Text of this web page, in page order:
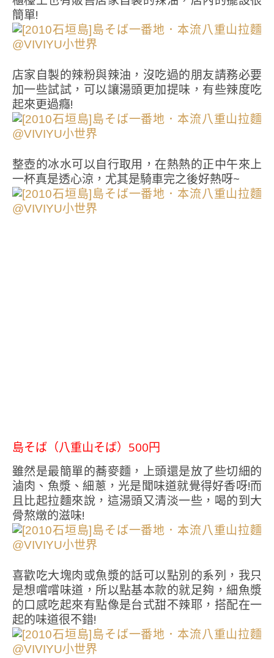
簡單!
店家自製的辣粉與辣油，沒吃過的朋友請務必要
加一些試試，可以讓湯頭更加提味，有些辣度吃
起來更過癮!
整壺的冰水可以自行取用，在熱熱的正中午來上
一杯真是透心涼，尤其是騎車完之後好熱呀~
島そば（八重山そば）500円
雖然是最簡單的蕎麥麵，上頭還是放了些切細的
滷肉、魚漿、細蔥，光是聞味道就覺得好香呀!而
且比起拉麵來說，這湯頭又清淡一些，喝的到大
骨熬燉的滋味!
喜歡吃大塊肉或魚漿的話可以點別的系列，我只
是想嚐嚐味道，所以點基本款的就足夠，細魚漿
的口感吃起來有點像是台式甜不辣耶，搭配在一
起的味道很不錯!